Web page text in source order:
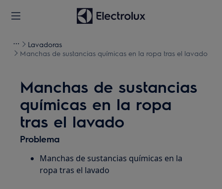
Lavadoras
Manchas de sustancias químicas en la ropa tras el lavado
Manchas de sustancias
químicas en la ropa
tras el lavado
Problema
Manchas de sustancias químicas en la
ropa tras el lavado